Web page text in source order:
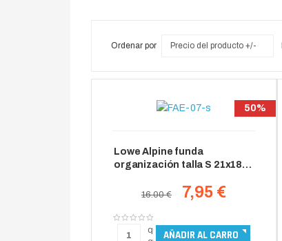
Ordenar por Precio del producto +/-
50%
Lowe Alpine funda
organización talla S 21x18x5
16.00 € 7,95 €